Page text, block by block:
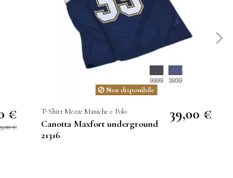
€
€
Non disponibile
T-Shirt Mezze Maniche e Polo
Canotta Maxfort underground
21316
39,00 €